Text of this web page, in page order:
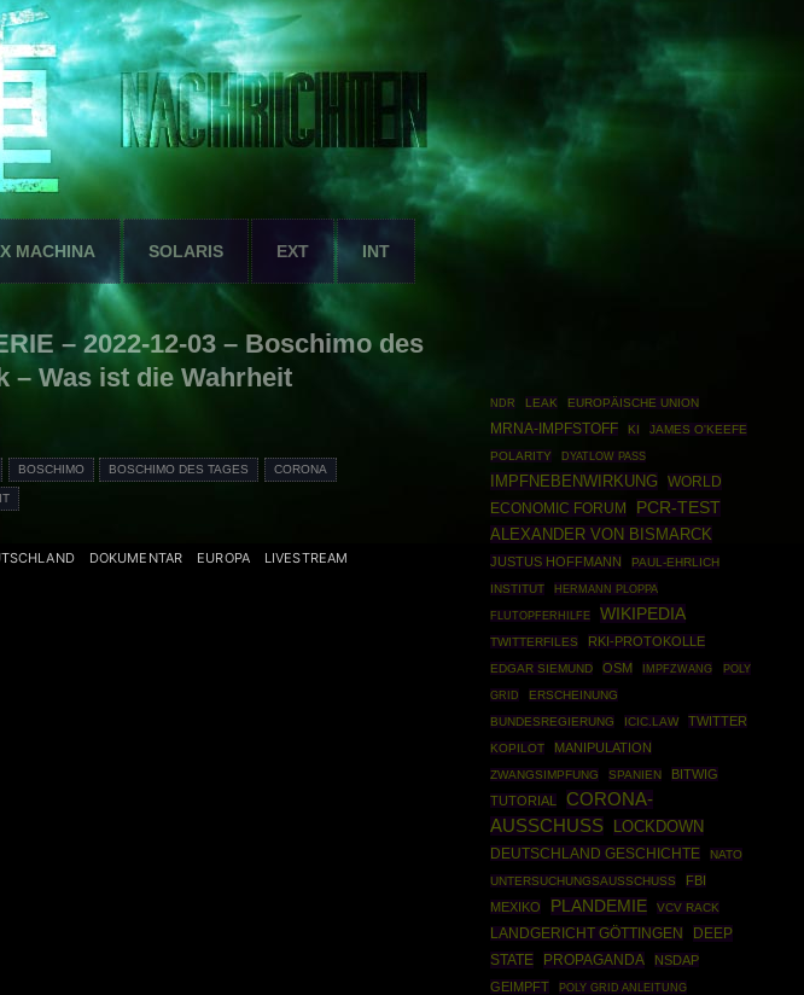
MACHINA SOLARIS EXT INT
– 2022-12-03 – Boschimo des
– Was ist die Wahrheit
BOSCHIMO BOSCHIMO DES TAGES CORONA
DOKUMENTAR EUROPA
LIVESTREAM
NDR LEAK EUROPÄISCHE UNION
MRNA-IMPFSTOFF KI
JAMES O'KEEFE
POLARITY
DYATLOW PASS
IMPFNEBENWIRKUNG
WORLD
ECONOMIC FORUM
PCR-TEST
ALEXANDER VON BISMARCK
JUSTUS HOFFMANN
PAUL-EHRLICH
INSTITUT
HERMANN PLOPPA
FLUTOPFERHILFE WIKIPEDIA
TWITTERFILES RKI-PROTOKOLLE
EDGAR SIEMUND OSM IMPFZWANG
POLY
GRID
ERSCHEINUNG
BUNDESREGIERUNG
ICIC.LAW TWITTER
KOPILOT MANIPULATION
ZWANGSIMPFUNG SPANIEN
BITWIG
TUTORIAL
CORONA-
AUSSCHUSS
LOCKDOWN
DEUTSCHLAND GESCHICHTE
NATO
UNTERSUCHUNGSAUSSCHUSS
FBI
MEXIKO
PLANDEMIE VCV RACK
LANDGERICHT GÖTTINGEN
DEEP
STATE
PROPAGANDA
NSDAP
GEIMPFT
POLY GRID ANLEITUNG